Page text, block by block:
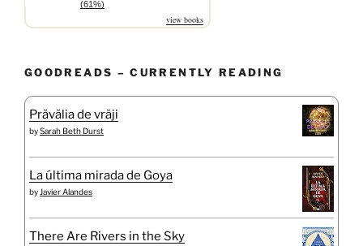
(61%)
view books
GOODREADS – CURRENTLY READING
Prăvălia de vrăji
bySarah Beth Durst
La última mirada de Goya
by Javier Alandes
There Are Rivers in the Sky